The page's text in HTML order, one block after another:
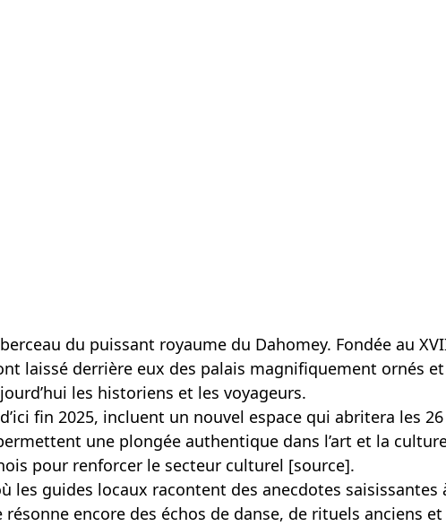
du puissant royaume du Dahomey. Fondée au
laissé derrière eux des palais magnifiquement ornés
les historiens et les voyageurs.
fin 2025, incluent un nouvel espace qui abritera les
une plongée authentique dans l’art et la
pour renforcer le secteur culturel [source].
guides locaux racontent des anecdotes saisissantes
encore des échos de danse, de rituels anciens